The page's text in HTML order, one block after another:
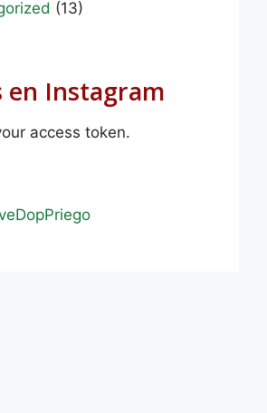
(13)
en Instagram
access token.